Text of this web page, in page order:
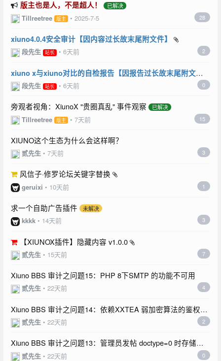
版主也是人，不是超人！ 已解决
Tillreetree 版主 • 2025-7-5 28
xiuno4.0.4安全审计【因内容过长故末尾附文件】
段先生 站长 • 6天前 2
xiuno x与xiuno对比的自检报告【因报告过长故末尾附文
件】段先生 站长 • 6天前 0
旁观者视角：XiunoX "贵圈真乱" 事件观察 已解决
Tillreetree 版主 • 7天前 15
XIUNO这个生态为什么会这样啊？
贰先生 • 7天前 3
风信子·修罗论坛关键字替换
geruixi • 10天前 1
求一个自助广告插件 未解决
kkkk • 14天前 3
【XIUNOX插件】隐藏内容 v1.0.0
贰先生 • 15天前 7
Xiuno BBS 审计之问题15：PHP 8下SMTP 的功能不可用
贰先生 • 22天前 4
Xiuno BBS 审计之问题14：依赖XXTEA 弱加密算法的鉴权令
牌可被伪造
贰先生 • 22天前 2
Xiuno BBS 审计之问题13：管理员发帖 doctype=0 时存储型
XSS贰先生 • 22天前 0